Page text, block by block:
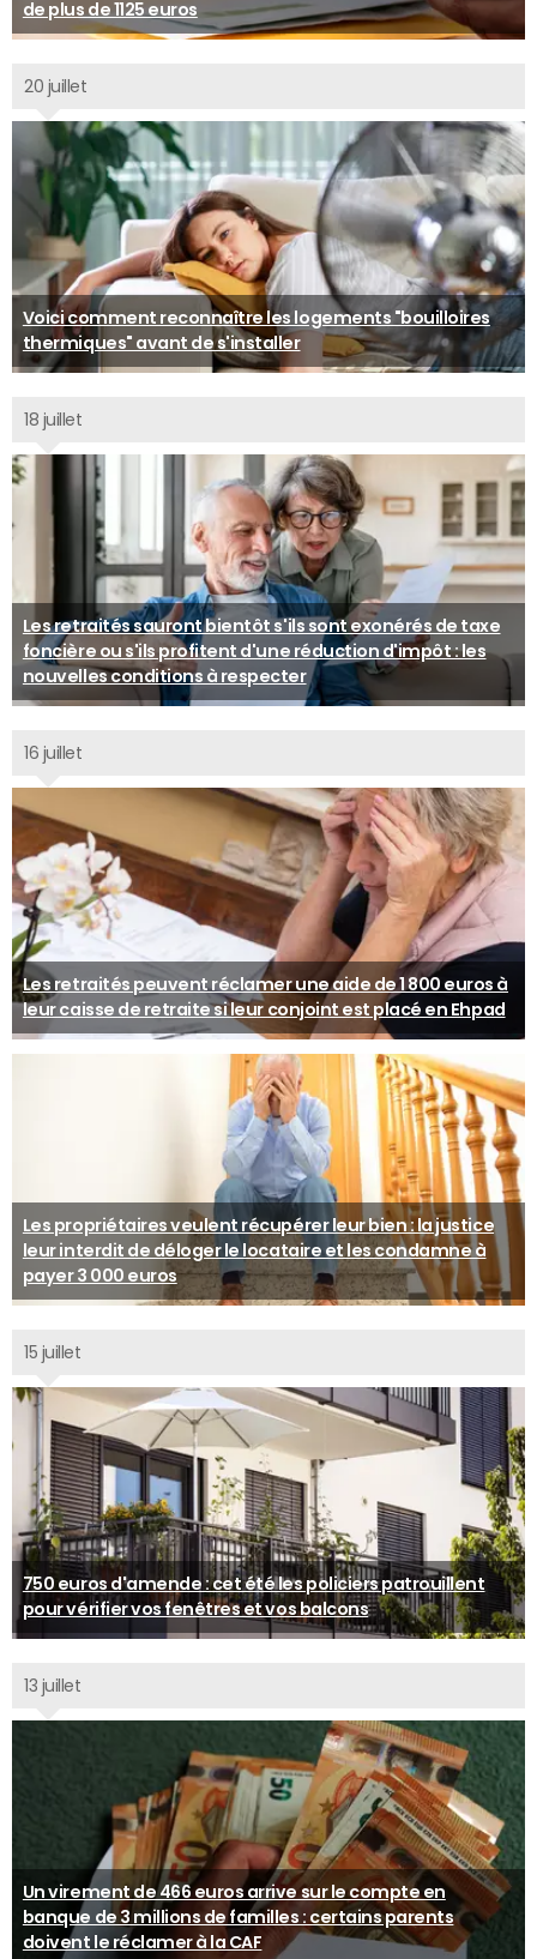
de plus de 1125 euros
20 juillet
Voici comment reconnaître les logements "bouilloires
thermiques" avant de s'installer
18 juillet
Les retraités sauront bientôt s'ils sont exonérés de taxe
foncière ou s'ils profitent d'une réduction d'impôt : les
nouvelles conditions à respecter
16 juillet
Les retraités peuvent réclamer une aide de 1 800 euros à
leur caisse de retraite si leur conjoint est placé en Ehpad
Les propriétaires veulent récupérer leur bien : la justice
leur interdit de déloger le locataire et les condamne à
payer 3 000 euros
15 juillet
750 euros d'amende : cet été les policiers patrouillent
pour vérifier vos fenêtres et vos balcons
13 juillet
Un virement de 466 euros arrive sur le compte en
banque de 3 millions de familles : certains parents
doivent le réclamer à la CAF